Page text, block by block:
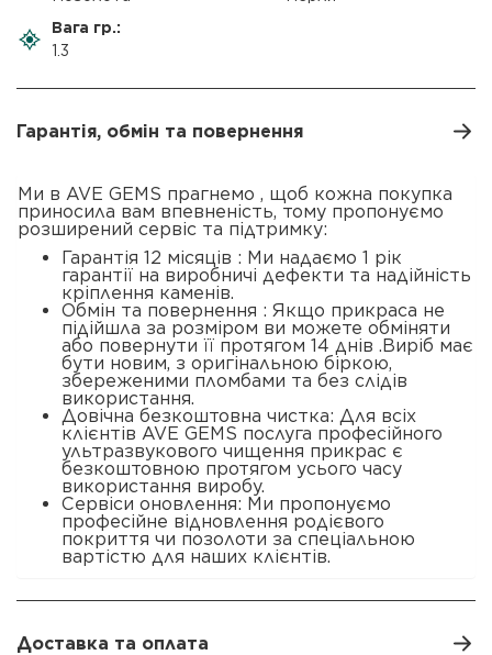
Вага гр.:
1.3
Гарантія, обмін та повернення
Ми в AVE GEMS прагнемо , щоб кожна покупка
приносила вам впевненість, тому пропонуємо
розширений сервіс та підтримку:
Гарантія 12 місяців : Ми надаємо 1 рік
гарантії на виробничі дефекти та надійність
кріплення каменів.
Обмін та повернення : Якщо прикраса не
підійшла за розміром ви можете обміняти
або повернути її протягом 14 днів .Виріб має
бути новим, з оригінальною біркою,
збереженими пломбами та без слідів
використання.
Довічна безкоштовна чистка: Для всіх
клієнтів AVE GEMS послуга професійного
ультразвукового чищення прикрас є
безкоштовною протягом усього часу
використання виробу.
Сервіси оновлення: Ми пропонуємо
професійне відновлення родієвого
покриття чи позолоти за спеціальною
вартістю для наших клієнтів.
Доставка та оплата